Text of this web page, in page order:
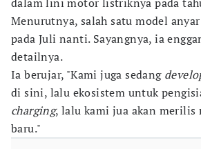
Menurutnya, salah satu model
pada Juli nanti. Sayangnya, ia
detailnya.
Ia berujar, "Kami juga sedang
di sini, lalu ekosistem untuk
charging, lalu kami jua akan merilis
baru."